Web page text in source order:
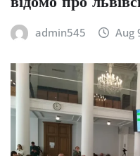
відомо про
admin545 Aug